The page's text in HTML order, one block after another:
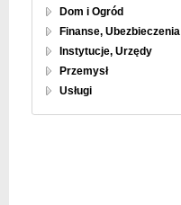
Dom i Ogród
Finanse, Ubezbieczenia
Instytucje, Urzędy
Przemysł
Usługi